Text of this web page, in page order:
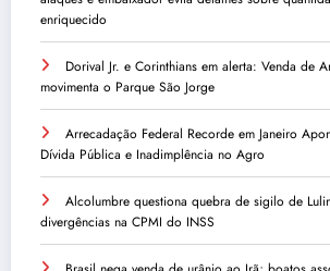
enriquecido
Dorival Jr. e Corinthians em alerta: Venda de
movimenta o Parque São Jorge
Arrecadação Federal Recorde em Janeiro
Dívida Pública e Inadimplência no Agro
Alcolumbre questiona quebra de sigilo de
divergências na CPMI do INSS